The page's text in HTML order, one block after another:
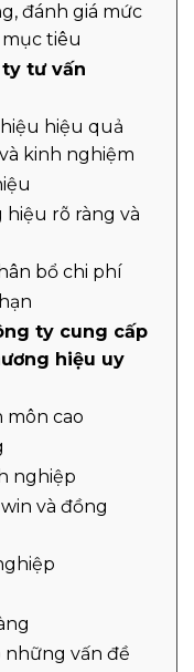
đánh giá mức
tiêu
tư vấn
hiệu quả
kinh nghiệm
hiệu rõ ràng và
bổ chi phí
ty cung cấp
hiệu uy
môn cao
nghiệp
và đồng
những vấn đề